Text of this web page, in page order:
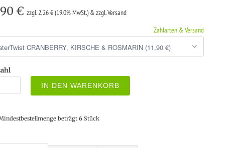
€ zzgl. 2,26 € (19.0% MwSt.) & zzgl. Versand
Zahlarten & Versand
IN DEN WARENKORB
beträgt 6 Stück